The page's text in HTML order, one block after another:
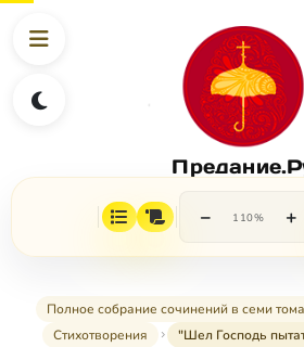
− 110% +
Полное собрание сочинений в семи
Стихотворения
"Шел Господь